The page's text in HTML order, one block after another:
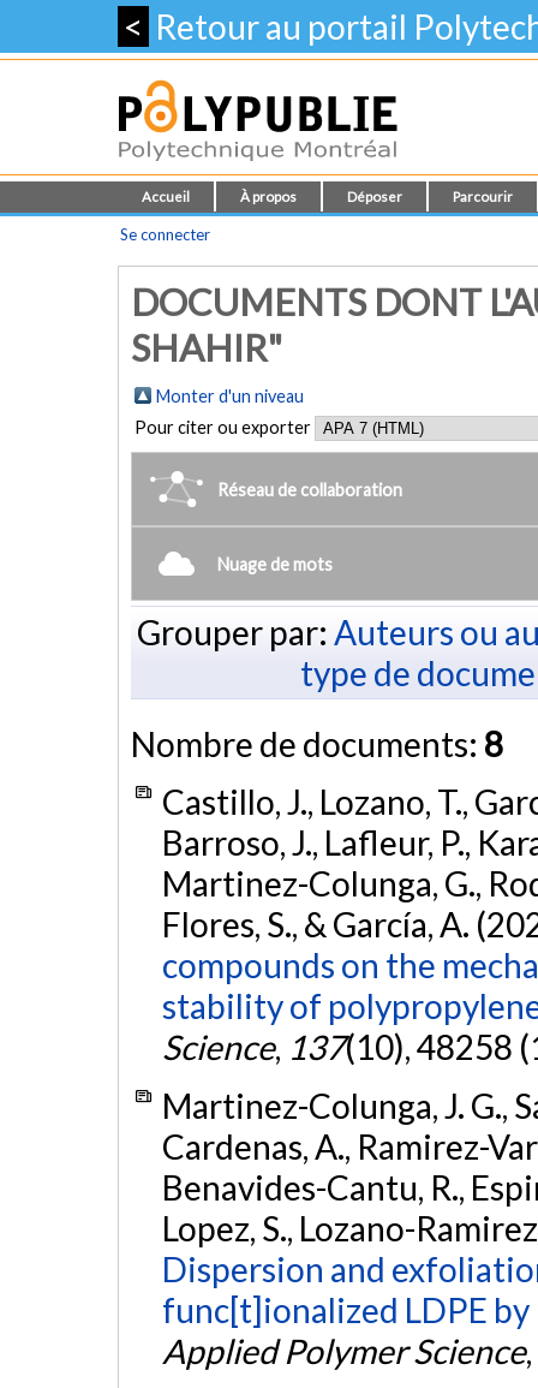
< Retour au portail
Accueil À propos Déposer Parcourir
Se connecter
DOCUMENTS DONT
SHAHIR"
Monter d'un niveau
Pour citer ou exporter
Réseau de collaboration
Nuage de mots
Grouper par: Auteurs ou
type de
Nombre de documents: 8
Castillo, J., Lozano, T.,
Barroso, J., Lafleur, P.,
Martinez-Colunga, G.,
Flores, S., & García, A.
compounds on the
stability of
Science, 137(10), 48258
Martinez-Colunga, J. G.,
Cardenas, A., Ramirez-
Benavides-Cantu, R.,
Lopez, S., Lozano-
Dispersion and
func[t]ionalized LDPE
Applied Polymer Science,